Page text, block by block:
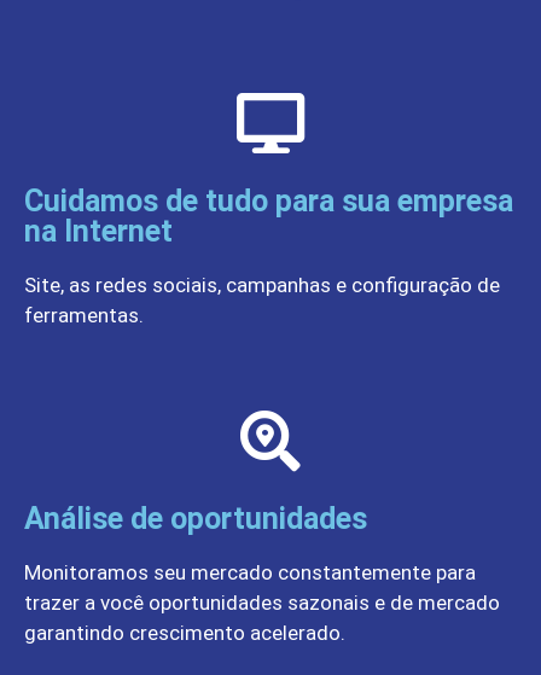
Cuidamos de tudo para sua empresa
na Internet
Site, as redes sociais, campanhas e configuração de
ferramentas.
Análise de oportunidades
Monitoramos seu mercado constantemente para
trazer a você oportunidades sazonais e de mercado
garantindo crescimento acelerado.